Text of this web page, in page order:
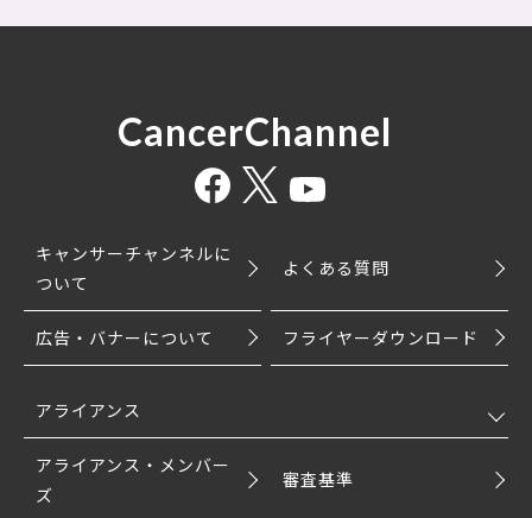
CancerChannel
キャンサーチャンネルに
ついて
よくある質問
広告・バナーについて フライヤーダウンロード
アライアンス
アライアンス・メンバー
ズ
審査基準